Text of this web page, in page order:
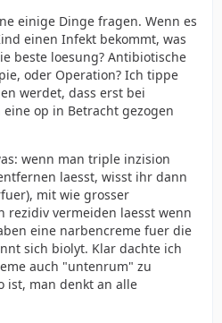
einige Dinge fragen. Wenn es
einen Infekt bekommt, was
beste loesung? Antibiotische
oder Operation? Ich tippe
werdet, dass erst bei
op in Betracht gezogen
wenn man triple inzision
laesst, wisst ihr dann
mit wie grosser
rezidiv vermeiden laesst wenn
eine narbencreme fuer die
sich biolyt. Klar dachte ich
auch "untenrum" zu
ist, man denkt an alle